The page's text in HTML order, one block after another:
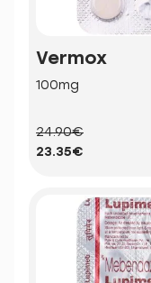
Vermox
100mg
24.90€
23.35€